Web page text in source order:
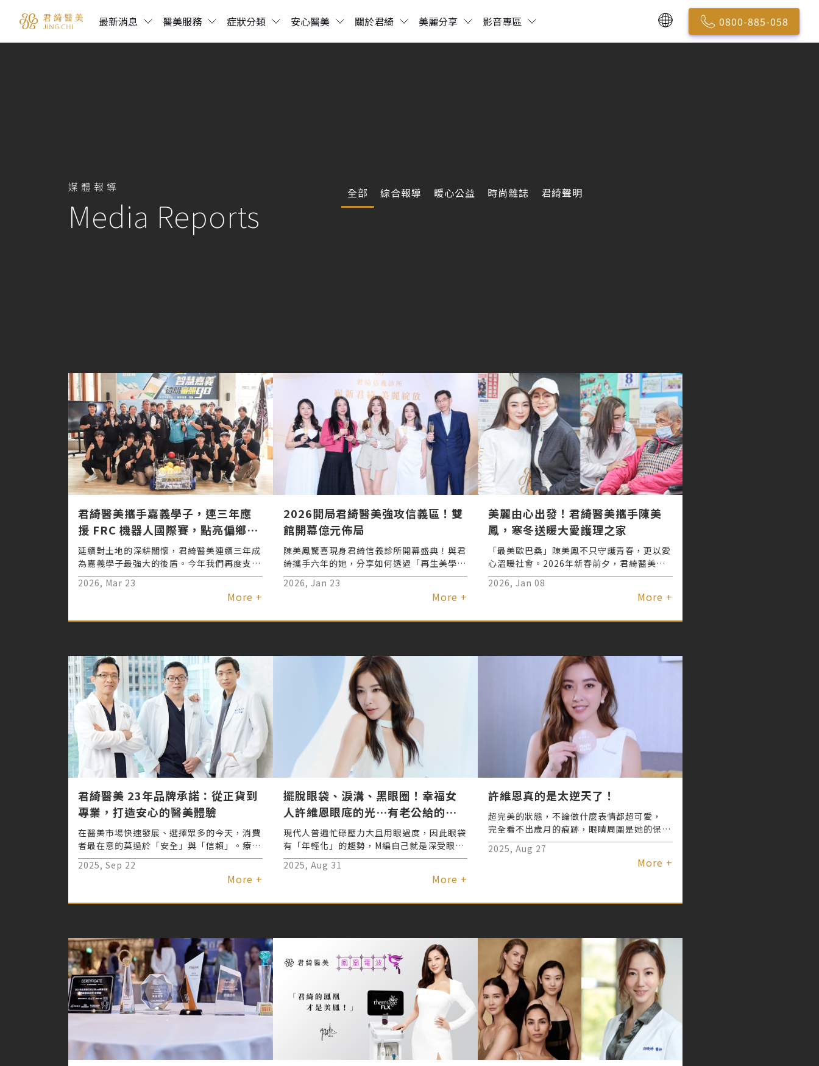
最新消息 醫美服務 症狀分類 安心醫美 關於君綺 美麗分享 影音專區 0800-885-058
媒體報導
Media Reports
全部 綜合報導 暖心公益 時尚雜誌 君綺聲明
君綺醫美攜手嘉義學子，連三年應
援 FRC 機器人國際賽，點亮偏鄉科
技夢！
延續對土地的深耕關懷，君綺醫美連續三年成
為嘉義學子最強大的後盾。今年我們再度支持
竹崎高中 FRC 團隊遠征美國紐約，從技術贊
助到跨海圓夢，君綺不僅關注外在的美麗，更
致力於培育下一代的科技實力。看著孩子們站
2026, Mar 23
More +
2026開局君綺醫美強攻信義區！雙
館開幕億元佈局
陳美鳳驚喜現身君綺信義診所開幕盛典！與君
綺攜手六年的她，分享如何透過「再生美學」
系統化管理維持完美狀態。君綺醫美信義雙館
擴大經營，讓預約更彈性、服務更全面，成為
2026, Jan 23
More +
美麗由心出發！君綺醫美攜手陳美
鳳，寒冬送暖大愛護理之家
「最美歐巴桑」陳美鳳不只守護青春，更以愛
心溫暖社會。2026年新春前夕，君綺醫美團
隊與代言人陳美鳳親訪大愛護理之家，透過歌
聲與陪伴，將關懷送到長輩心中。君綺醫美總
經理郭珮甄與團隊以實際行動支持公益，期許
2026, Jan 08
More +
君綺醫美 23年品牌承諾：從正貨到
專業，打造安心的醫美體驗
在醫美市場快速發展、選擇眾多的今天，消費
者最在意的莫過於「安全」與「信賴」。療程
效果或許能在短時間看見，但唯有品質與用
心，才能經得起時間的考驗。創立至今邁入第
23年的君綺醫美，始終秉持「安心醫美」理
2025, Sep 22
More +
擺脫眼袋、淚溝、黑眼圈！幸福女
人許維恩眼底的光…有老公給的愛
情、有君綺醫美「無痕三點定位」
創造自信電眼！無需動大刀、恢復
期短的超強眼袋手術
現代人普遍忙碌壓力大且用眼過度，因此眼袋
有「年輕化」的趨勢，M編自己就是深受眼袋
困擾多年的女人，每天無論睡得再早再飽，眼
下「那一坨」始終陰魂不散，外加淚溝，怎麼
上妝修飾，看起來還是老態外顯啊！很想解決
眼的真實經驗，整個人燃起希望，已立馬預約
諮詢…這麼好的資訊當然要分享給大家，所有
正苦於眼袋、淚溝的人，這篇一定要存下來～
2025, Aug 31
More +
許維恩真的是太逆天了！
超完美的狀態，不論做什麼表情都超可愛，
完全看不出歲月的痕跡，眼睛周圍是她的保養
重點! 君綺醫美 #無痕三點定位術 ，讓她擺脫
「眼」值焦慮，找回魅力電眼 隨時散發出宛
2025, Aug 27
More +